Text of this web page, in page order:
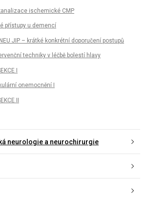
ischemické CMP
přístupy u demencí
JIP – krátké konkrétní doporučení postupů
techniky v léčbě bolestí hlavy
I
onemocnění I
II
neurologie a neurochirurgie